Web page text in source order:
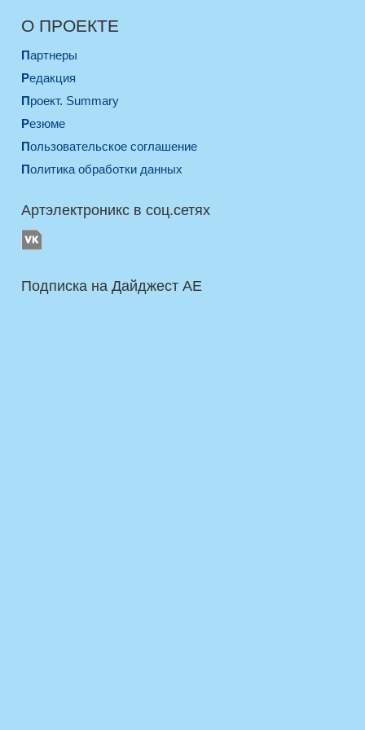
О ПРОЕКТЕ
Партнеры
Редакция
Проект. Summary
Резюме
Пользовательское соглашение
Политика обработки данных
Артэлектроникс в соц.сетях
Подписка на Дайджест AE